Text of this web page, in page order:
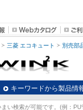
三菱 エコキュート 別売部
キーワードから製品情